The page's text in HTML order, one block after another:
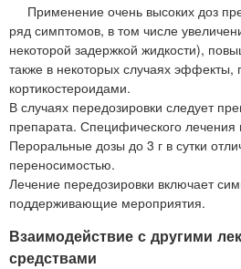
Применение очень высоких доз
ряд симптомов, в том числе
некоторой задержкой жидкости),
также в некоторых случаях эффекты,
кортикостероидами.
В случаях передозировки следует
препарата. Специфического лечения
Пероральные дозы до 3 г в сутки
переносимостью.
Лечение передозировки включает
поддерживающие мероприятия.
Взаимодействие с другими
средствами